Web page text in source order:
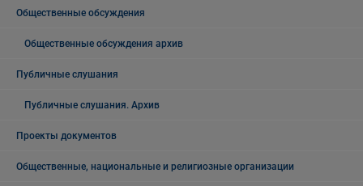
Общественные обсуждения
Общественные обсуждения архив
Публичные слушания
Публичные слушания. Архив
Проекты документов
Общественные, национальные и религиозные организации